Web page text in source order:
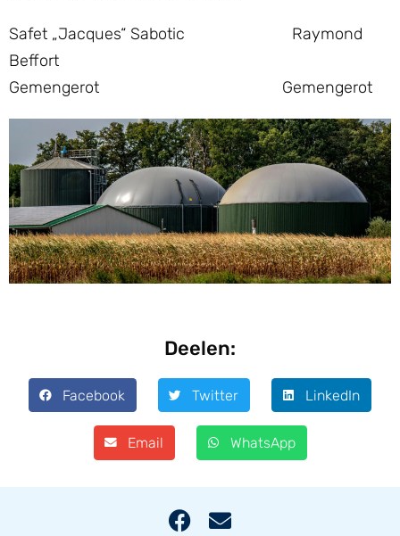
Safet „Jacques“ Sabotic Raymond
Beffort
Gemengerot Gemengerot
Deelen:
Facebook Twitter LinkedIn
Email WhatsApp